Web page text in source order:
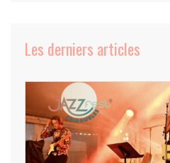
Les derniers articles